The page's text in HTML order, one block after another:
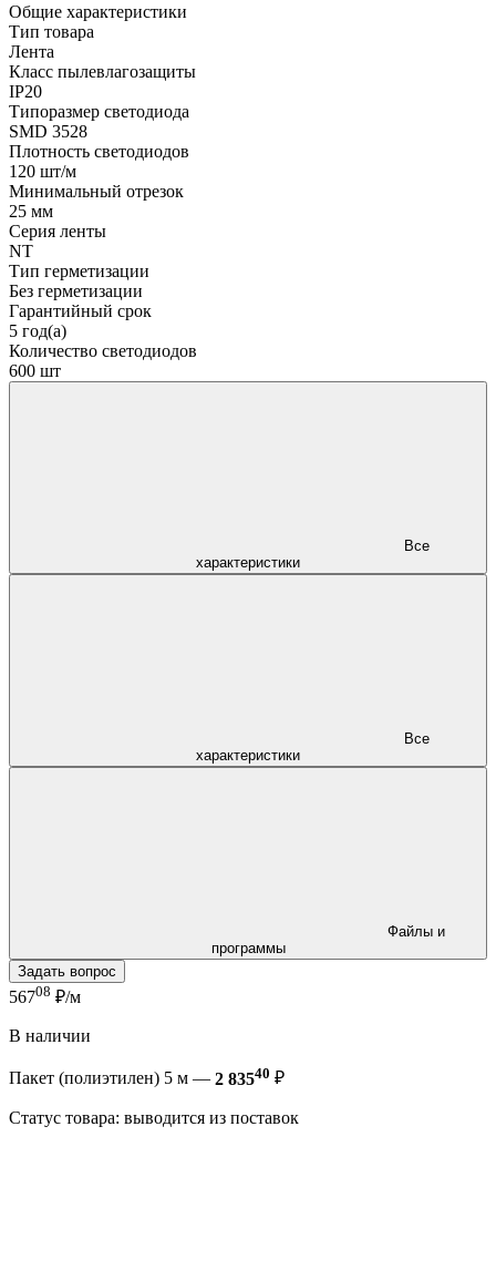
Общие характеристики
Тип товара
Лента
Класс пылевлагозащиты
IP20
Типоразмер светодиода
SMD 3528
Плотность светодиодов
120 шт/м
Минимальный отрезок
25 мм
Серия ленты
NT
Тип герметизации
Без герметизации
Гарантийный срок
5 год(а)
Количество светодиодов
600 шт
характеристики
характеристики
программы
Задать вопрос
56708 ₽/м
В наличии
Пакет (полиэтилен) 5 м — 2 83540 ₽
Статус товара: выводится из поставок